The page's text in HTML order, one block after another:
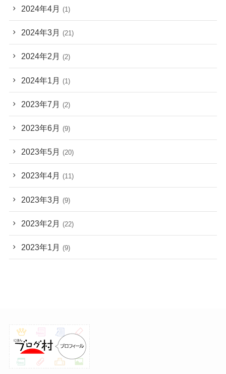
2024年4月 (1)
2024年3月 (21)
2024年2月 (2)
2024年1月 (1)
2023年7月 (2)
2023年6月 (9)
2023年5月 (20)
2023年4月 (11)
2023年3月 (9)
2023年2月 (22)
2023年1月 (9)